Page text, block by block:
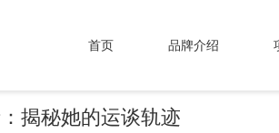
首页 品牌介绍
揭秘她的运谈轨迹